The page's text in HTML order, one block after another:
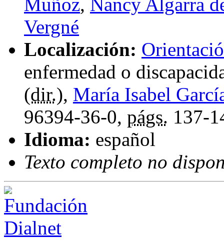
Muñoz, Nancy Algarra
Vergné
Localización:
enfermedad o
(dir.), María Isabel
96394-36-0, págs. 137-
Idioma: español
Texto completo no